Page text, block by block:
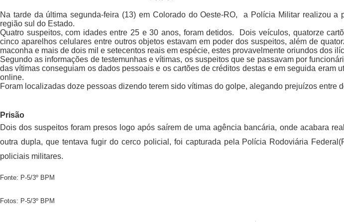
Na tarde da última segunda-feira (13) em Colorado do Oeste-RO,  a Polícia Militar realizou
região sul do Estado.
Quatro suspeitos, com idades entre 25 e 30 anos, foram detidos.  Dois veículos, quatorze
cinco aparelhos celulares entre outros objetos estavam em poder dos suspeitos, além de
maconha e mais de dois mil e setecentos reais em espécie, estes provavelmente oriundos dos
Segundo as informações de testemunhas e vítimas, os suspeitos que se passavam por
das vítimas conseguiam os dados pessoais e os cartões de créditos destas e em seguida eram
online.
Foram localizadas doze pessoas dizendo terem sido vítimas do golpe, alegando prejuízos entre
Prisão
Dois dos suspeitos foram presos logo após saírem de uma agência bancária, onde acabara
outra dupla, que tentava fugir do cerco policial, foi capturada pela Polícia Rodoviária
policiais militares.
Fonte: P-5/3º BPM
Fotos: P-5/3º BPM